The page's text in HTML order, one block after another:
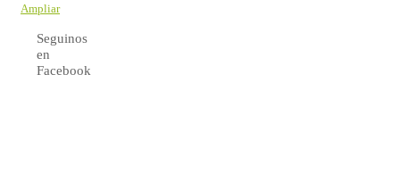
Ampliar
Seguinos
en
Facebook